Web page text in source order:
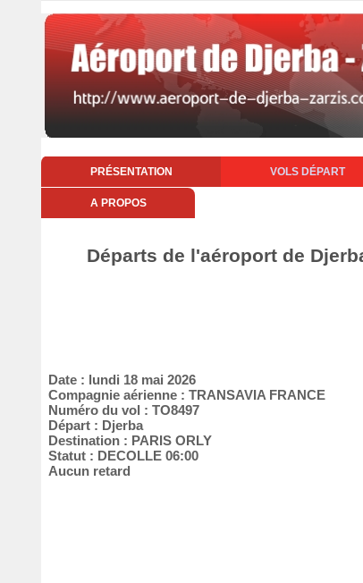
PRÉSENTATION VOLS DÉPART
A PROPOS
Départs de l'aéroport de
Date : lundi 18 mai 2026
Compagnie aérienne : TRANSAVIA FRANCE
Numéro du vol : TO8497
Départ : Djerba
Destination : PARIS ORLY
Statut : DECOLLE 06:00
Aucun retard